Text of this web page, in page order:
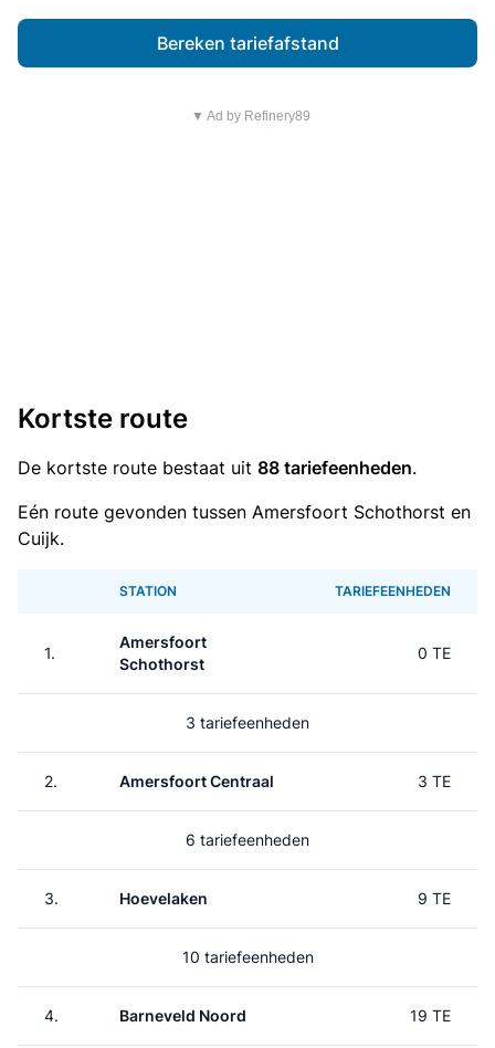
Bereken tariefafstand
▼ Ad by Refinery89
Kortste route
De kortste route bestaat uit 88 tariefeenheden.
Eén route gevonden tussen Amersfoort Schothorst en
Cuijk.
STATION TARIEFEENHEDEN
1.
Amersfoort
Schothorst
0 TE
3 tariefeenheden
2. Amersfoort Centraal 3 TE
6 tariefeenheden
3. Hoevelaken 9 TE
10 tariefeenheden
4. Barneveld Noord 19 TE